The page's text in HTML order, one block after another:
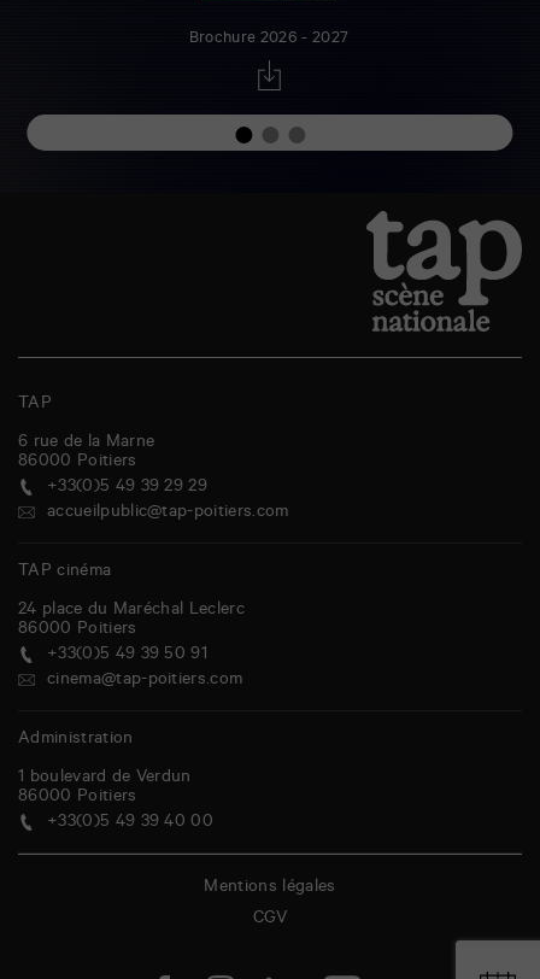
Brochure 2026 - 2027
TAP
6 rue de la Marne
86000 Poitiers
+33(0)5 49 39 29 29
accueilpublic@tap-poitiers.com
TAP cinéma
24 place du Maréchal Leclerc
86000 Poitiers
+33(0)5 49 39 50 91
cinema@tap-poitiers.com
Administration
1 boulevard de Verdun
86000 Poitiers
+33(0)5 49 39 40 00
Mentions légales
CGV